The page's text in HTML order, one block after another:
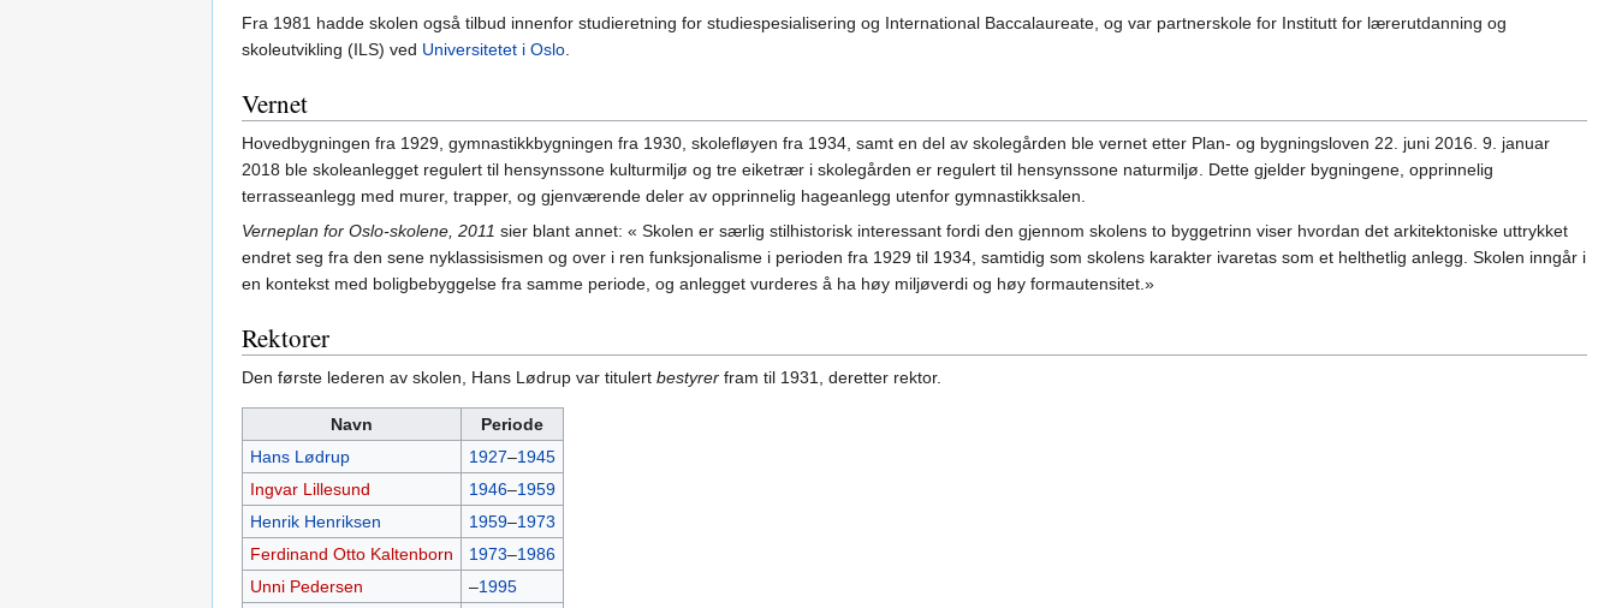
Fra 1981 hadde skolen også tilbud innenfor studieretning for studiespesialisering og International Baccalaureate, og var partnerskole for Institutt for lærerutdanning og
skoleutvikling (ILS) ved Universitetet i Oslo
Vernet
Hovedbygningen fra 1929, gymnastikkbygningen fra 1930, skolefløyen fra 1934, samt en del av skolegården ble vernet etter Plan- og bygningsloven 22. juni 2016. 9. januar
2018 ble skoleanlegget regulert til hensynssone kulturmiljø og tre eiketrær i skolegården er regulert til hensynssone naturmiljø. Dette gjelder bygningene, opprinnelig
terrasseanlegg med murer, trapper, og gjenværende deler av opprinnelig hageanlegg utenfor gymnastikksalen.
Verneplan for Oslo-skolene, 2011 sier blant annet: « Skolen er særlig stilhistorisk interessant fordi den gjennom skolens to byggetrinn viser hvordan det arkitektoniske uttrykket
endret seg fra den sene nyklassisismen og over i ren funksjonalisme i perioden fra 1929 til 1934, samtidig som skolens karakter ivaretas som et helthetlig anlegg. Skolen inngår i
en kontekst med boligbebyggelse fra samme periode, og anlegget vurderes å ha høy miljøverdi og høy formautensitet.»
Rektorer
Den første lederen av skolen, Hans Lødrup var titulert bestyrer fram til 1931, deretter rektor.
Navn
Periode
Hans Lødrup
1927–1945
Ingvar Lillesund
1946–1959
Henrik Henriksen
1959–1973
Ferdinand Otto Kaltenborn
1973–1986
Unni Pedersen
–1995